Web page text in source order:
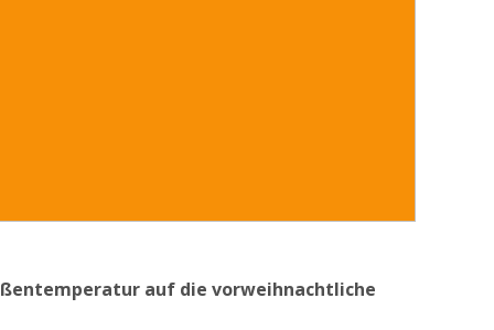
auf die vorweihnachtliche